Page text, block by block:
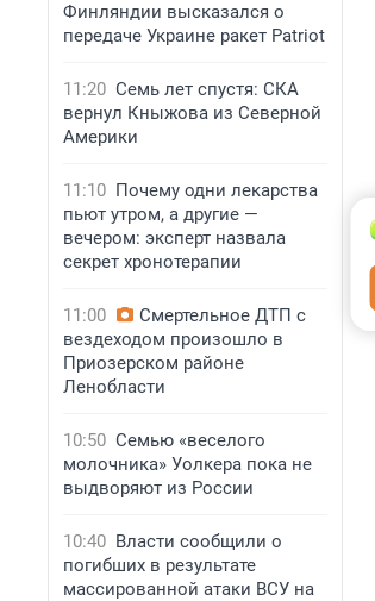
Финляндии высказался о
передаче Украине ракет Patriot
11:20 Семь лет спустя: СКА
вернул Кныжова из Северной
Америки
11:10 Почему одни лекарства
пьют утром, а другие —
вечером: эксперт назвала
секрет хронотерапии
11:00
Смертельное ДТП с
вездеходом произошло в
Приозерском районе
Ленобласти
10:50 Семью «веселого
молочника» Уолкера пока не
выдворяют из России
10:40 Власти сообщили о
погибших в результате
массированной атаки ВСУ на